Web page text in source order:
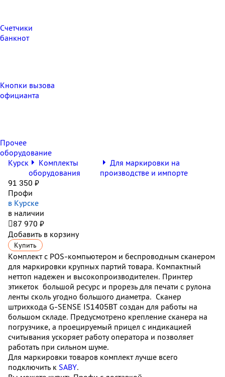
Счетчики
банкнот
Кнопки вызова
официанта
Прочее
оборудование
Курск
Комплекты
оборудования
Для маркировки на
производстве и импорте
91 350 ₽
Профи
в Курске
в наличии
87 970 ₽
Добавить в корзину
Купить
Комплект с POS-компьютером и беспроводным сканером
для маркировки крупных партий товара. Компактный
неттоп надежен и высокопроизводителен. Принтер
этикеток большой ресурс и прорезь для печати с рулона
ленты сколь угодно большого диаметра. Сканер
штрихкода G-SENSE IS1405BT создан для работы на
большом складе. Предусмотрено крепление сканера на
погрузчике, а проецируемый прицел с индикацией
считывания ускоряет работу оператора и позволяет
работать при сильном шуме.
Для маркировки товаров комплект лучше всего
подключить к SABY.